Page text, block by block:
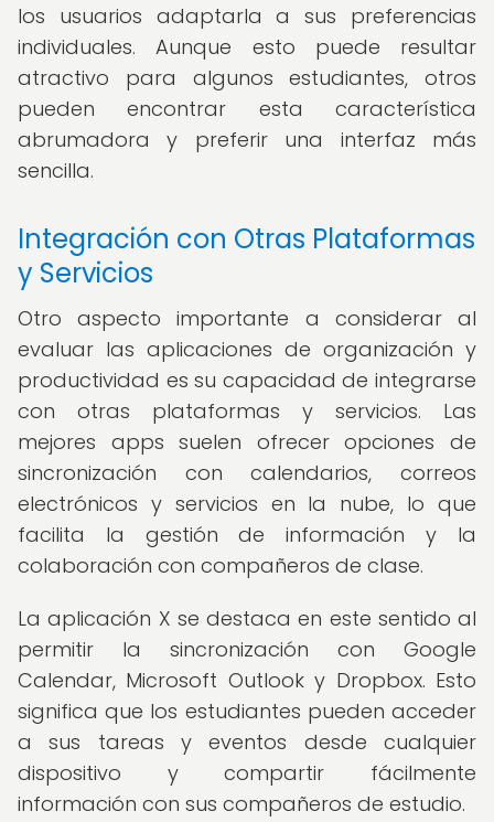
los usuarios adaptarla a sus preferencias
individuales. Aunque esto puede resultar
atractivo para algunos estudiantes, otros
pueden encontrar esta característica
abrumadora y preferir una interfaz más
sencilla.
Integración con Otras Plataformas
y Servicios
Otro aspecto importante a considerar al
evaluar las aplicaciones de organización y
productividad es su capacidad de integrarse
con otras plataformas y servicios. Las
mejores apps suelen ofrecer opciones de
sincronización con calendarios, correos
electrónicos y servicios en la nube, lo que
facilita la gestión de información y la
colaboración con compañeros de clase.
La aplicación X se destaca en este sentido al
permitir la sincronización con Google
Calendar, Microsoft Outlook y Dropbox. Esto
significa que los estudiantes pueden acceder
a sus tareas y eventos desde cualquier
dispositivo y compartir fácilmente
información con sus compañeros de estudio.